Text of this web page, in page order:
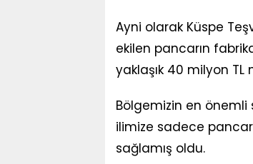
Ayni olarak Küspe
ekilen pancarın
yaklaşık 40 milyon
Bölgemizin en önemli
ilimize sadece pancar
sağlamış oldu.